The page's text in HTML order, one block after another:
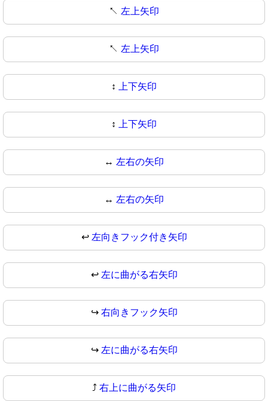
↖️ 左上矢印
↖ 左上矢印
↕️ 上下矢印
↕ 上下矢印
↔️ 左右の矢印
↔ 左右の矢印
↩️ 左向きフック付き矢印
↩ 左に曲がる右矢印
↪️ 右向きフック矢印
↪ 左に曲がる右矢印
⤴️ 右上に曲がる矢印